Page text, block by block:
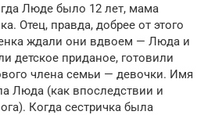
Люде было 12 лет, мама
Отец, правда, добрее от этого
ждали они вдвоем — Люда и
детское приданое, готовили
члена семьи — девочки. Имя
Люда (как впоследствии и
Когда сестричка была